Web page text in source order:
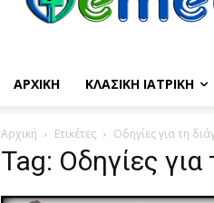
ΑΡΧΙΚΉ ΚΛΑΣΙΚΉ ΙΑΤΡΙΚΉ
Αρχική Ετικέτες Οδηγίες για τη
Tag: Οδηγίες